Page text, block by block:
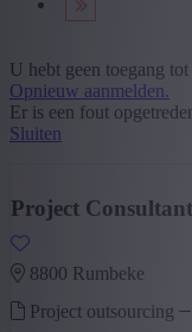
Mijn gekozen filters
Provincie: West-
Provincie
U hebt geen toegang
Opnieuw aanmelden.
Er is een fout
Sluiten
Project Consultant
8800 rumbeke
Project outsourcing